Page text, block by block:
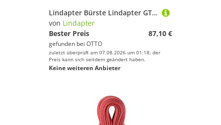
Lindapter Bürste Lindapter GT F 9 M 20 feuerverzinkt, komplett S
von Lindapter
Bester Preis
87,10 €
gefunden bei OTTO
zuletzt überprüft am 07.08.2026 um 01:18; der
Preis kann sich seitdem geändert haben.
Keine weiteren Anbieter